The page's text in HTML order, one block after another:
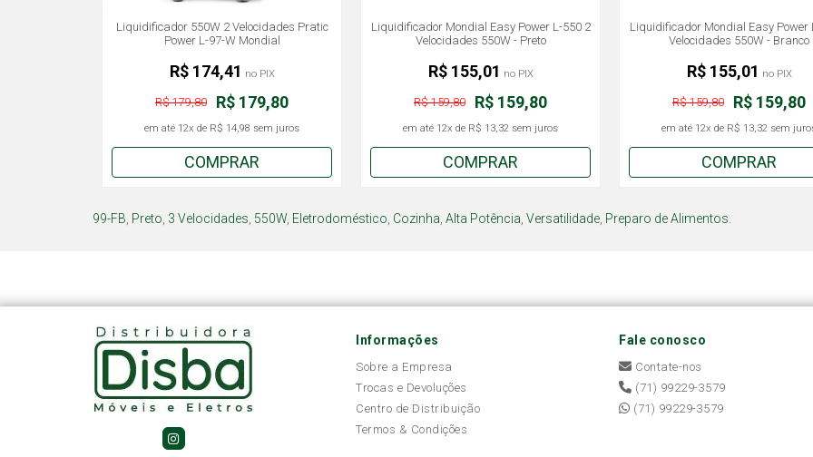
Liquidificador 550W 2 Velocidades Pratic
Power L-97-W Mondial
R$ 179,80
R$ 179,80
em até 12x de R$ 14,98 sem juros
R$ 174,41 no PIX
COMPRAR
Liquidificador Mondial Easy Power L-550 2
Velocidades 550W - Preto
R$ 159,80
R$ 159,80
em até 12x de R$ 13,32 sem juros
R$ 155,01 no PIX
COMPRAR
Liquidificador Mondial Easy Power
Velocidades 550W - Branco
R$ 159,80
R$ 159,80
em até 12x de R$ 13,32 sem
R$ 155,01 no PIX
COMPRAR
99-FB Preto 3 Velocidades 550W Eletrodoméstico Cozinha Alta Potência Versatilidade Preparo de Alimentos.
Informações
Sobre a Empresa
Trocas e Devoluções
Centro de Distribuição
Termos & Condições
Fale conosco
Contate-nos
(71) 99229-3579
(71) 99229-3579